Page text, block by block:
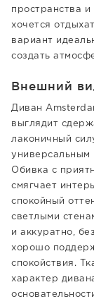
пространства и
хочется
вариант
создать
Внешний
Диван
выглядит
лаконичный
универсальным
Обивка с
смягчает
спокойный
светлыми
и аккуратно,
хорошо
спокойствия.
характер